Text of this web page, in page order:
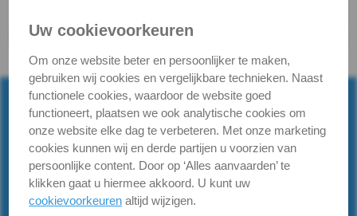
A2
DIN
571
-
A4
DIN
Terug naar RVS Houtdraadbout
Powered by RVS Paleis™ -
Uw cookievoorkeuren
Om onze website beter en persoonlijker te maken,
gebruiken wij cookies en vergelijkbare technieken. Naast
functionele cookies, waardoor de website goed
functioneert, plaatsen we ook analytische cookies om
onze website elke dag te verbeteren. Met onze marketing
cookies kunnen wij en derde partijen u voorzien van
persoonlijke content. Door op ‘Alles aanvaarden’ te
klikken gaat u hiermee akkoord. U kunt uw
cookievoorkeuren altijd wijzigen.